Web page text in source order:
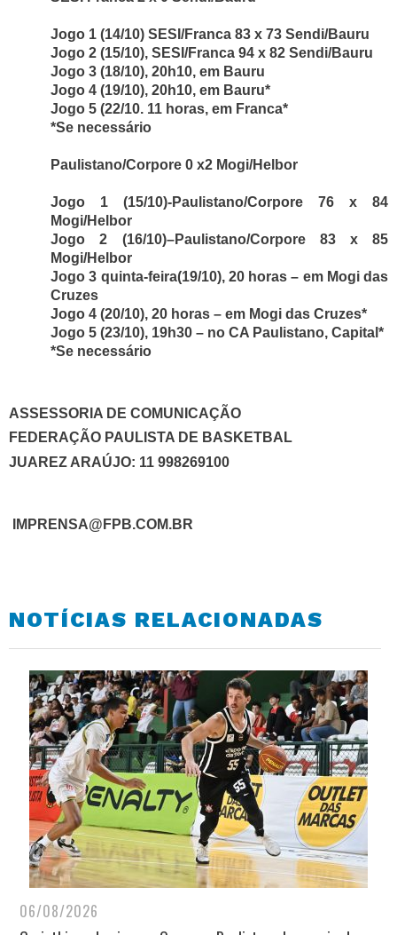
Jogo 1 (14/10) SESI/Franca 83 x 73 Sendi/Bauru
Jogo 2 (15/10), SESI/Franca 94 x 82 Sendi/Bauru
Jogo 3 (18/10), 20h10, em Bauru
Jogo 4 (19/10), 20h10, em Bauru*
Jogo 5 (22/10. 11 horas, em Franca*
*Se necessário
Paulistano/Corpore 0 x2 Mogi/Helbor
Jogo 1 (15/10)-Paulistano/Corpore 76 x 84
Mogi/Helbor
Jogo 2 (16/10)–Paulistano/Corpore 83 x 85
Mogi/Helbor
Jogo 3 quinta-feira(19/10), 20 horas – em Mogi das
Cruzes
Jogo 4 (20/10), 20 horas – em Mogi das Cruzes*
Jogo 5 (23/10), 19h30 – no CA Paulistano, Capital*
*Se necessário
ASSESSORIA DE COMUNICAÇÃO
FEDERAÇÃO PAULISTA DE BASKETBAL
JUAREZ ARAÚJO: 11 998269100
IMPRENSA@FPB.COM.BR
NOTÍCIAS RELACIONADAS
06/08/2026